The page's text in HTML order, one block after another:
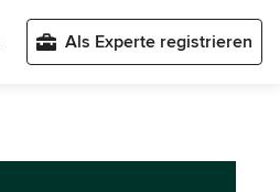
Als Experte registrieren